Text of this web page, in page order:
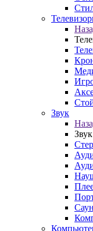
Звук
Звук